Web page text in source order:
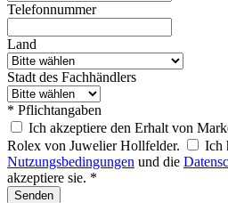
Telefonnummer
Land
Stadt des Fachhändlers
* Pflichtangaben
Ich akzeptiere den Erhalt von
Rolex von Juwelier Hollfelder.
Ich
Nutzungsbedingungen und die
akzeptiere sie. *
Senden